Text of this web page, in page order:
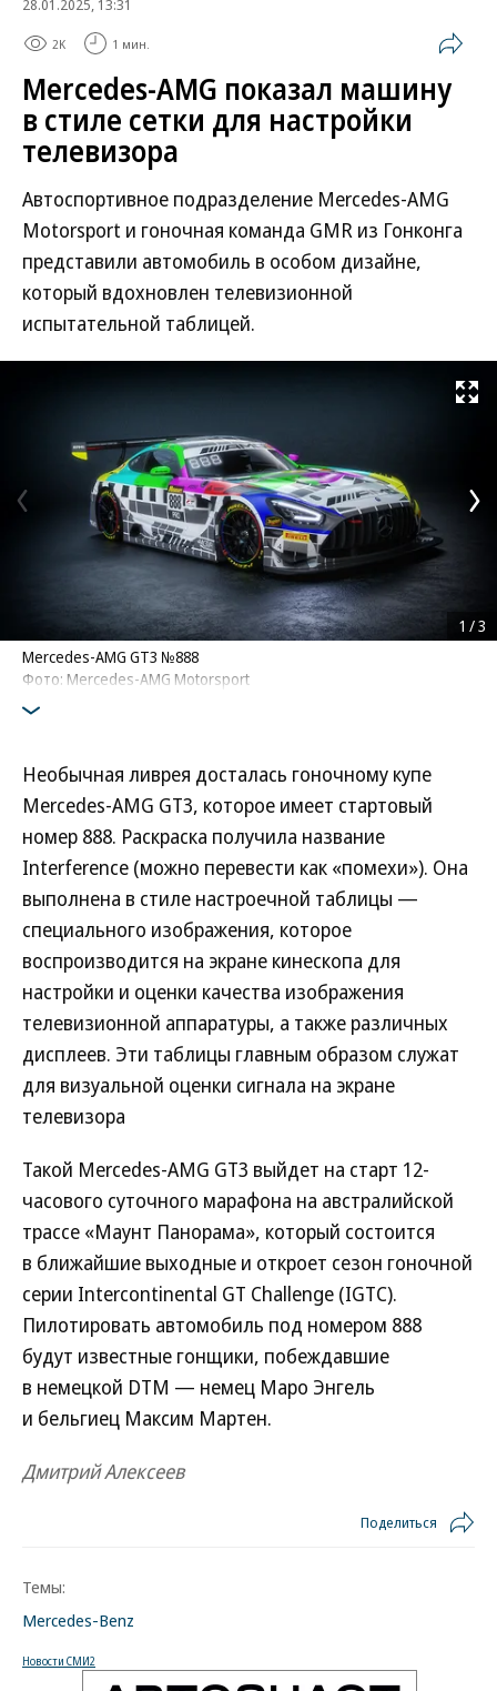
28.01.2025, 13:31
2K 1 мин.
Mercedes-AMG показал машину
в стиле сетки для настройки
телевизора
Автоспортивное подразделение Mercedes-AMG
Motorsport и гоночная команда GMR из Гонконга
представили автомобиль в особом дизайне,
который вдохновлен телевизионной
испытательной таблицей.
Развернуть
Mercedes-AMG GT3 №888
Фото: Mercedes-AMG Motorsport
1 /3
Необычная ливрея досталась гоночному купе
Mercedes-AMG GT3, которое имеет стартовый
номер 888. Раскраска получила название
Interference (можно перевести как «помехи»). Она
выполнена в стиле настроечной таблицы —
специального изображения, которое
воспроизводится на экране кинескопа для
настройки и оценки качества изображения
телевизионной аппаратуры, а также различных
дисплеев. Эти таблицы главным образом служат
для визуальной оценки сигнала на экране
телевизора
Такой Mercedes-AMG GT3 выйдет на старт 12-
часового суточного марафона на австралийской
трассе «Маунт Панорама», который состоится
в ближайшие выходные и откроет сезон гоночной
серии Intercontinental GT Challenge (IGTC).
Пилотировать автомобиль под номером 888
будут известные гонщики, побеждавшие
в немецкой DTM — немец Маро Энгель
и бельгиец Максим Мартен.
Дмитрий Алексеев
Поделиться
Темы:
Mercedes-Benz
Новости СМИ2